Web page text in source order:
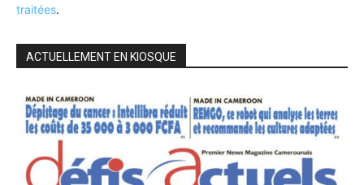
traitées.
ACTUELLEMENT EN KIOSQUE